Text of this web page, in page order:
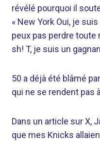
révélé pourquoi il
« New York Oui, je
peux pas perdre toute
sh! T, je suis un
50 a déjà été blâmé
qui ne se rendent pas
Dans un article sur X,
que mes Knicks